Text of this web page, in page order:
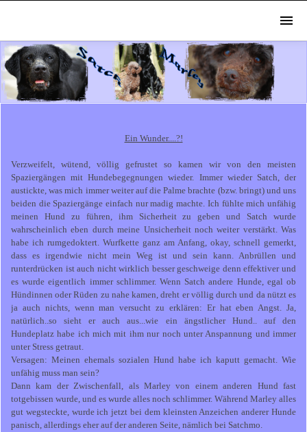
Ein Wunder....?!
Verzweifelt, wütend, völlig gefrustet so kamen wir von den meisten
Spaziergängen mit Hundebegegnungen wieder. Immer wieder Satch, der
austickte, was mich immer weiter auf die Palme brachte (bzw. bringt) und uns
beiden die Spaziergänge einfach nur madig machte. Ich fühlte mich unfähig
meinen Hund zu führen, ihm Sicherheit zu geben und Satch wurde
wahrscheinlich eben durch meine Unsicherheit noch weiter verstärkt. Was
habe ich rumgedoktert. Wurfkette ganz am Anfang, okay, schnell gemerkt,
dass es irgendwie nicht mein Weg ist und sein kann. Anbrüllen und
runterdrücken ist auch nicht wirklich besser geschweige denn effektiver und
es wurde eigentlich immer schlimmer. Wenn Satch andere Hunde, egal ob
Hündinnen oder Rüden zu nahe kamen, dreht er völlig durch und da nützt es
ja auch nichts, wenn man versucht zu erklären: Er hat eben Angst. Ja,
natürlich..so sieht er auch aus...wie ein ängstlicher Hund.. auf den
Hundeplatz habe ich mich mit ihm nur noch unter Anspannung und immer
unter Stress getraut.
Versagen: Meinen ehemals sozialen Hund habe ich kaputt gemacht. Wie
unfähig muss man sein?
Dann kam der Zwischenfall, als Marley von einem anderen Hund fast
totgebissen wurde, und es wurde alles noch schlimmer. Während Marley alles
gut wegsteckte, wurde ich jetzt bei dem kleinsten Anzeichen anderer Hunde
panisch, allerdings eher auf der anderen Seite, nämlich bei Satchmo.